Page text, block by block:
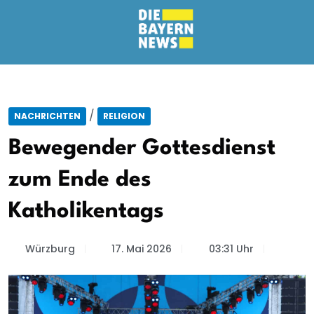
NACHRICHTEN / RELIGION
Bewegender Gottesdienst
zum Ende des
Katholikentags
Würzburg 17. Mai 2026 03:31 Uhr